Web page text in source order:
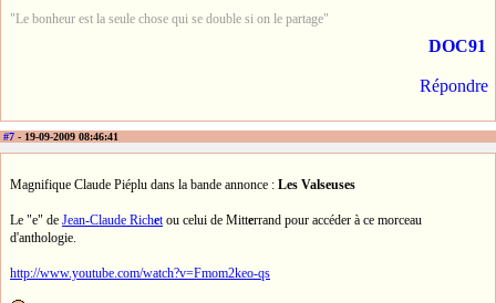
"Le bonheur est la seule chose qui se double si on le partage"
DOC91
Répondre
#7 - 19-09-2009 08:46:41
Magnifique Claude Piéplu dans la bande annonce : Les Valseuses
Le "e" de Jean-Claude Richet ou celui de Mitterrand pour accéder à ce morceau
d'anthologie.
http://www.youtube.com/watch?v=Fmom2keo-qs